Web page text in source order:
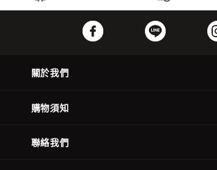
關於我們
購物須知
聯絡我們